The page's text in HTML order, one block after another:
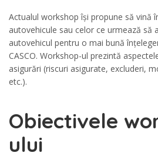
Actualul workshop își propune să vină
autovehicule sau celor ce urmează să
autovehicul pentru o mai bună
CASCO. Workshop-ul prezintă
asigurări (riscuri asigurate, excluderi,
etc.).
Obiectivele
ului